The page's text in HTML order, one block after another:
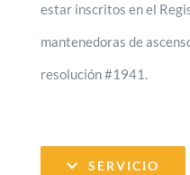
estar inscritos en el
mantenedoras de
resolución #1941.
SERVICIO